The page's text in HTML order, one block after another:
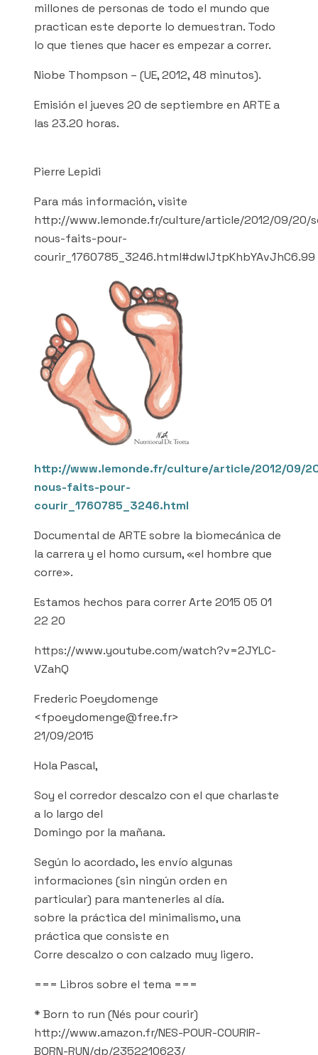
millones de personas de todo el mundo que
practican este deporte lo demuestran. Todo
lo que tienes que hacer es empezar a correr.
Niobe Thompson – (UE, 2012, 48 minutos).
Emisión el jueves 20 de septiembre en ARTE a
las 23.20 horas.
Pierre Lepidi
Para más información, visite
http://www.lemonde.fr/culture/article/2012/09/20/
nous-faits-pour-
courir_1760785_3246.html#dwlJtpKhbYAvJhC6.99
http://www.lemonde.fr/culture/article/2012/09/
nous-faits-pour-
courir_1760785_3246.html
Documental de ARTE sobre la biomecánica de
la carrera y el homo cursum, «el hombre que
corre».
Estamos hechos para correr Arte 2015 05 01
22 20
https://www.youtube.com/watch?v=2JYLC-
VZahQ
Frederic Poeydomenge
<fpoeydomenge@free.fr>
21/09/2015
Hola Pascal,
Soy el corredor descalzo con el que charlaste
a lo largo del
Domingo por la mañana.
Según lo acordado, les envío algunas
informaciones (sin ningún orden en
particular) para mantenerles al día.
sobre la práctica del minimalismo, una
práctica que consiste en
Corre descalzo o con calzado muy ligero.
=== Libros sobre el tema ===
* Born to run (Nés pour courir)
http://www.amazon.fr/NES-POUR-COURIR-
BORN-RUN/dp/2352210623/